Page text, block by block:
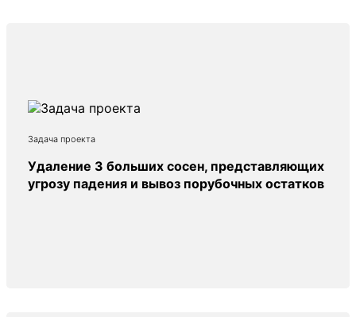
Задача проекта
Удаление 3 больших сосен, представляющих
угрозу падения и вывоз порубочных остатков